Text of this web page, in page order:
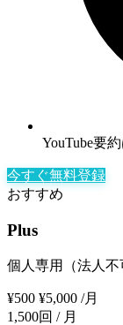
YouTube要
今すぐ無料登録
おすすめ
Plus
個人専用（法人不
¥500 ¥5,000 /月
1,500回 / 月